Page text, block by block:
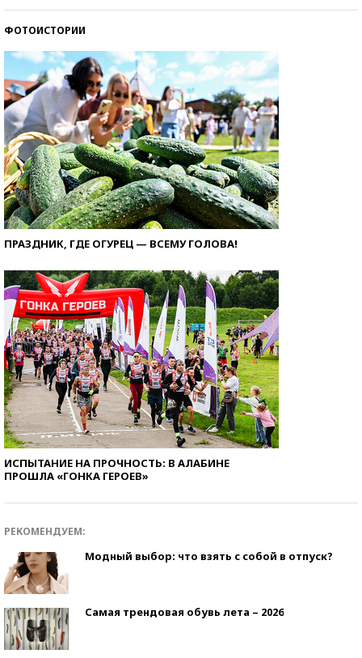
ФОТОИСТОРИИ
ПРАЗДНИК, ГДЕ ОГУРЕЦ — ВСЕМУ ГОЛОВА!
ИСПЫТАНИЕ НА ПРОЧНОСТЬ: В АЛАБИНЕ
ПРОШЛА «ГОНКА ГЕРОЕВ»
РЕКОМЕНДУЕМ:
Модный выбор: что взять с собой в отпуск?
Самая трендовая обувь лета – 2026